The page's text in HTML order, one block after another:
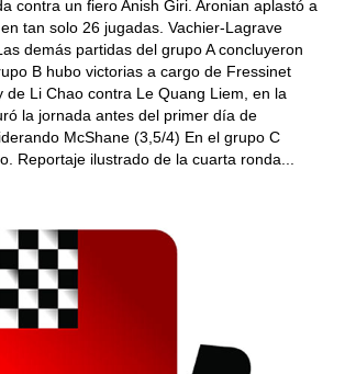
contra un fiero Anish Giri. Aronian aplastó a
tan solo 26 jugadas. Vachier-Lagrave
demás partidas del grupo A concluyeron
B hubo victorias a cargo de Fressinet
de Li Chao contra Le Quang Liem, en la
la jornada antes del primer día de
McShane (3,5/4) En el grupo C
Reportaje ilustrado de la cuarta ronda...